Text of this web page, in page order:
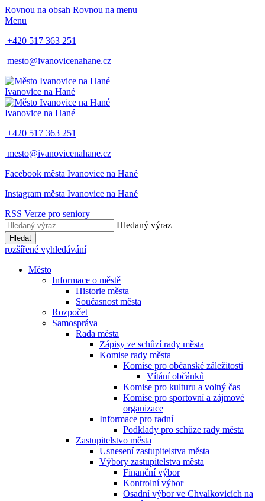
Rovnou na obsah Rovnou na menu
Menu
+420 517 363 251
mesto@ivanovicenahane.cz
Ivanovice na Hané
Ivanovice na Hané
+420 517 363 251
mesto@ivanovicenahane.cz
Facebook města Ivanovice na Hané
Instagram města Ivanovice na Hané
RSS Verze pro seniory
Hledaný výraz
Hledat
rozšířené vyhledávání
Město
Informace o městě
Historie města
Současnost města
Rozpočet
Samospráva
Rada města
Zápisy ze schůzí rady města
Komise rady města
Komise pro občanské záležitosti
Vítání občánků
Komise pro kulturu a volný čas
Komise pro sportovní a zájmové
organizace
Informace pro radní
Podklady pro schůze rady města
Zastupitelstvo města
Usnesení zastupitelstva města
Výbory zastupitelstva města
Finanční výbor
Kontrolní výbor
Osadní výbor ve Chvalkovicích na